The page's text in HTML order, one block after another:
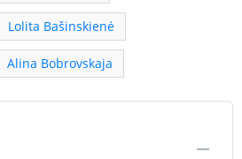
Lolita Bašinskienė
Alina Bobrovskaja